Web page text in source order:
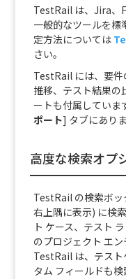
TestRail は、Jira、
一般的なツールを標
定方法については
さい。
TestRail には、要
推移、テスト結果の
ートも付属してい
ポート] タブにありま
高度な検索オプ
TestRail の検索ボッ
右上隅に表示) に検
ト ケース、テスト
のプロジェクト エン
TestRail は、テスト
タム フィールドも検